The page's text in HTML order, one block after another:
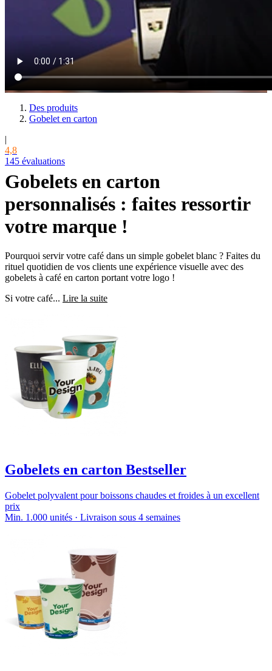
Des produits
Gobelet en carton
|
4,8
145 évaluations
Gobelets en carton
personnalisés : faites ressortir
votre marque !
Pourquoi servir votre café dans un simple gobelet blanc ? Faites du
rituel quotidien de vos clients une expérience visuelle avec des
gobelets à café en carton portant votre logo !
Si votre café... Lire la suite
Gobelets en carton Bestseller
Gobelet polyvalent pour boissons chaudes et froides à un excellent
prix
Min. 1.000 unités · Livraison sous 4 semaines